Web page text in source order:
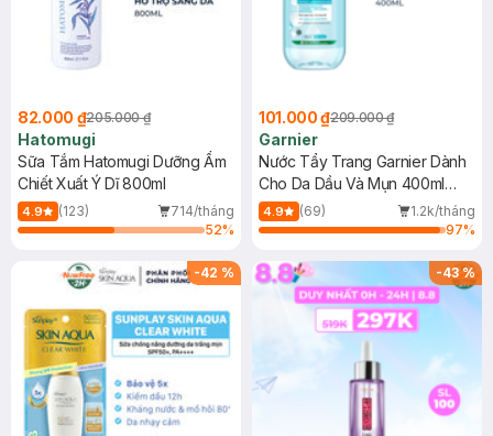
82.000 ₫205.000 ₫
Hatomugi
Sữa Tắm Hatomugi Dưỡng Ẩm
Chiết Xuất Ý Dĩ 800ml
4.9 (123)
714/tháng
52%
101.000 ₫209.000 ₫
Garnier
Nước Tẩy Trang Garnier Dành
Cho Da Dầu Và Mụn 400ml
(Mới)
4.9 (69)
1.2k/tháng
97%
-42 % -43%